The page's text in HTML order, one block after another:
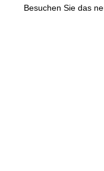
Besuchen Sie das